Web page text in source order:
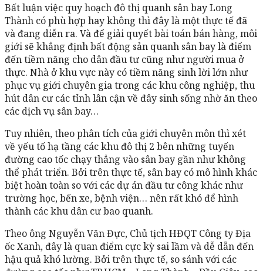
Bất luận việc quy hoạch đô thị quanh sân bay Long
Thành có phù hợp hay không thì đây là một thực tế đã
và đang diễn ra. Và để giải quyết bài toán bán hàng, môi
giới sẽ khẳng định bất động sản quanh sân bay là điểm
đến tiềm năng cho dân đầu tư cũng như người mua ở
thực. Nhà ở khu vực này có tiềm năng sinh lời lớn như
phục vụ giới chuyên gia trong các khu công nghiệp, thu
hút dân cư các tỉnh lân cận về đây sinh sống nhờ ăn theo
các dịch vụ sân bay…
Tuy nhiên, theo phân tích của giới chuyên môn thì xét
về yếu tố hạ tầng các khu đô thị 2 bên những tuyến
đường cao tốc chạy thẳng vào sân bay gần như không
thể phát triển. Bởi trên thực tế, sân bay có mô hình khác
biệt hoàn toàn so với các dự án đầu tư công khác như
trường học, bến xe, bệnh viện… nên rất khó để hình
thành các khu dân cư bao quanh.
Theo ông Nguyễn Văn Đực, Chủ tịch HĐQT Công ty Địa
ốc Xanh, đây là quan điểm cực kỳ sai lầm và dễ dẫn đến
hậu quả khó lường. Bởi trên thực tế, so sánh với các